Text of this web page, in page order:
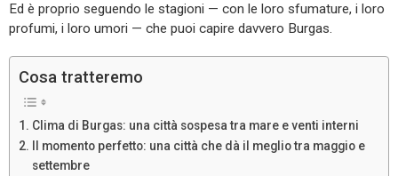
Ed è proprio seguendo le stagioni — con le loro sfumature, i loro
profumi, i loro umori — che puoi capire davvero Burgas.
Cosa tratteremo
Clima di Burgas: una città sospesa tra mare e venti interni
Il momento perfetto: una città che dà il meglio tra maggio e
settembre